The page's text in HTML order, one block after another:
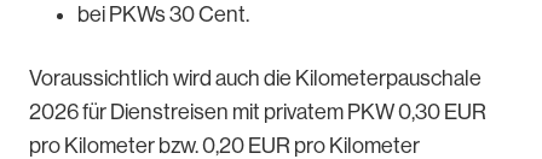
bei PKWs 30 Cent.
Voraussichtlich wird auch die Kilometerpauschale
2026 für Dienstreisen mit privatem PKW 0,30 EUR
pro Kilometer bzw. 0,20 EUR pro Kilometer